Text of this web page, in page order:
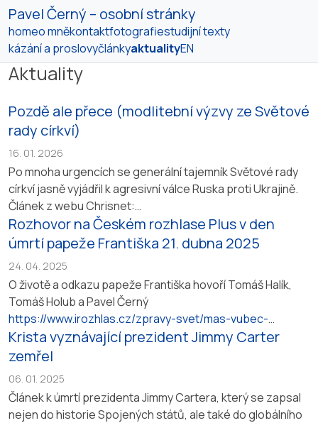
Pavel Černý – osobní stránky
homeo mněkontaktfotografiestudijní texty
kázání a proslovyčlánkyaktualityEN
Aktuality
Pozdě ale přece (modlitební výzvy ze Světové
rady církví)
16. 01. 2026
Po mnoha urgencích se generální tajemník Světové rady
církví jasně vyjádřil k agresivní válce Ruska proti Ukrajině.
Článek z webu Chrisnet:
https://www.christnet.eu/clanky/7158/pozde_ale_prece.
url
Rozhovor na Českém rozhlase Plus v den
úmrtí papeže Františka 21. dubna 2025
24. 04. 2025
O životě a odkazu papeže Františka hovoří Tomáš Halík,
Tomáš Holub a Pavel Černý
https://www.irozhlas.cz/zpravy-svet/mas-vubec-
maturitu-plzensky-biskup-holub-vzpomina-na-
frantiskovu-veselost-i_2504211831_nel
Krista vyznávající prezident Jimmy Carter
zemřel
06. 01. 2025
Článek k úmrtí prezidenta Jimmy Cartera, který se zapsal
nejen do historie Spojených států, ale také do globálního